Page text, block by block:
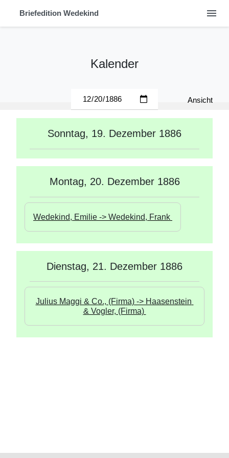
Briefedition Wedekind menu
Kalender
Ansicht
Sonntag, 19. Dezember 1886
Montag, 20. Dezember 1886
Wedekind, Emilie -> Wedekind, Frank
Dienstag, 21. Dezember 1886
Julius Maggi & Co., (Firma) -> Haasenstein
& Vogler, (Firma)